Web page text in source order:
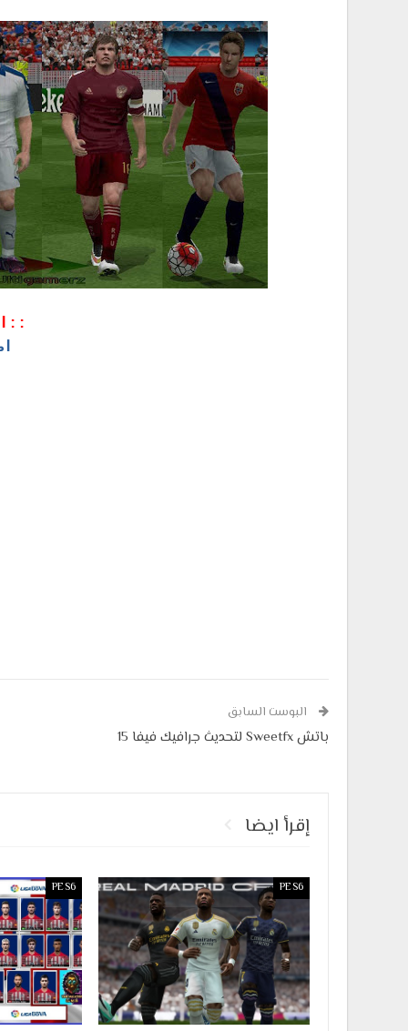
البوست السابق
باتش Sweetfx لتحديث جرافيك فيفا 15
إقرأ ايضا
PES6
PES6